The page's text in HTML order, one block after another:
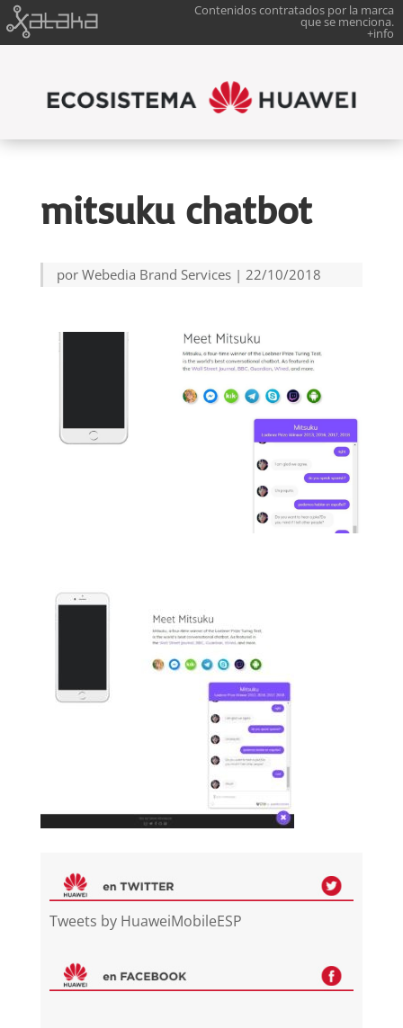
Contenidos contratados por la marca
que se menciona.
+info
mitsuku chatbot
por Webedia Brand Services| 22/10/2018
Tweets by HuaweiMobileESP